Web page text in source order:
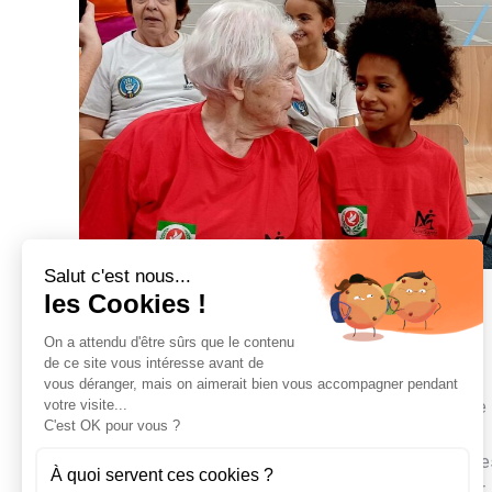
A l’aube des anneaux adaptés
Actualités ParPatriciaP 12 novembre 2024
Le 18 octobre 2024, 11 résidents de l’EHPAD et la
classe de CM2 de l’école élémentaire du 14 juillet se
sont retrouvés sous une seule et même équipe:
COLOMB’ELITE. Après plusieurs semaines
Salut c'est nous...
les Cookies !
On a attendu d'être sûrs que le contenu
de ce site vous intéresse avant de
vous déranger, mais on aimerait bien vous accompagner pendant
votre visite...
C'est OK pour vous ?
À quoi servent ces cookies ?